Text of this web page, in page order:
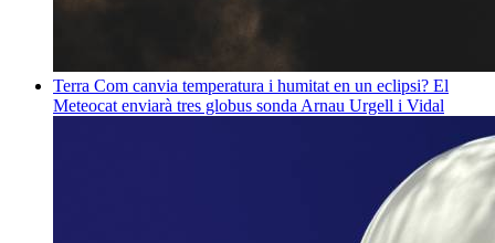
Terra Com canvia temperatura i humitat en un eclipsi? El
Meteocat enviarà tres globus sonda Arnau Urgell i Vidal